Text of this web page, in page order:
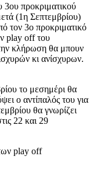
3ου προκριματικού
(1η Σεπτεμβρίου)
τον 3ο προκριματικό
play off του
κλήρωση θα μπουν
κι ανίσχυρων.
το μεσημέρι θα
ο αντίπαλός του για
θα γνωρίζει
22 και 29
play off